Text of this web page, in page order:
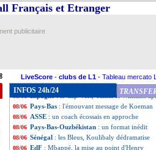
Français et Etranger
publicitaire
LiveScore - clubs de L1 - Tableau mercato
INFOS 24h/24
08/06 Real: Enrique Riquelme promet de revenir
08/06 Turquie : Montella ne veut aucune excuse
08/06 Fiorentina
08/06 Juve: accord trouvé avec Sørloth ?
08/06 Allemagne: Musiala-Wirtz, Nagelsmann
: le Cap-Vert, Yamal et Williams
08/06 Pays-Bas : l'émouvant message de Koeman
08/06 ASSE : un coach écossais en approche
08/06 Pays-Bas-Ouzbékistan : un format inédit
08/06 Sénégal : les Bleus, Koulibaly dédramatise
08/06 EdF : Mbappé, la mise au point d'Henry